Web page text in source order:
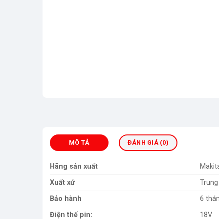
MÔ TẢ ĐÁNH GIÁ (0)
Hãng sản xuất
Xuất xứ
Bảo hành
6
Điện thế pin:
18V